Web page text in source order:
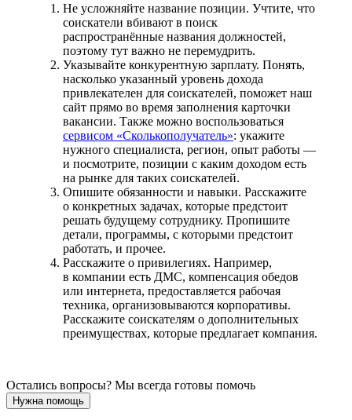
Не усложняйте название позиции. Учтите, что
соискатели вбивают в поиск
распространённые названия должностей,
поэтому тут важно не перемудрить.
Указывайте конкурентную зарплату. Понять,
насколько указанный уровень дохода
привлекателен для соискателей, поможет наш
сайт прямо во время заполнения карточки
вакансии. Также можно воспользоваться
сервисом «Сколькополучатель»: укажите
нужного специалиста, регион, опыт работы —
и посмотрите, позиции с каким доходом есть
на рынке для таких соискателей.
Опишите обязанности и навыки. Расскажите
о конкретных задачах, которые предстоит
решать будущему сотруднику. Пропишите
детали, программы, с которыми предстоит
работать, и прочее.
Расскажите о привилегиях. Например,
в компании есть ДМС, компенсация обедов
или интернета, предоставляется рабочая
техника, организовываются корпоративы.
Расскажите соискателям о дополнительных
преимуществах, которые предлагает компания.
Остались вопросы? Мы всегда готовы помочь
Нужна помощь